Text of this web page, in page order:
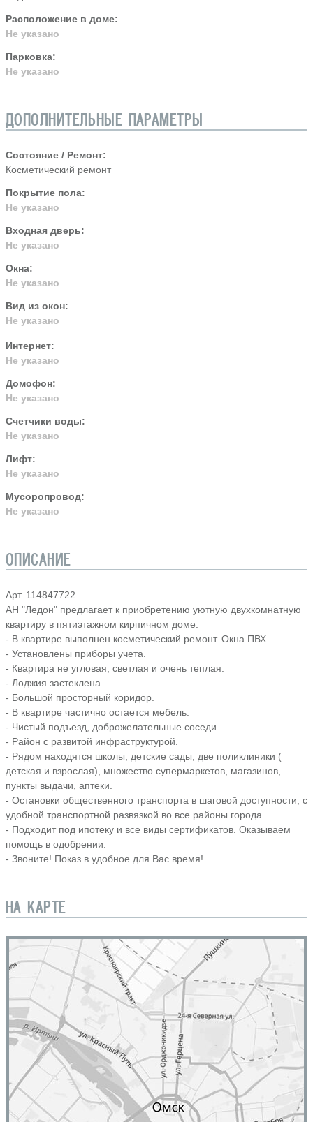
Расположение в доме:
Не указано
Парковка:
Не указано
ДОПОЛНИТЕЛЬНЫЕ ПАРАМЕТРЫ
Состояние / Ремонт:
Косметический ремонт
Покрытие пола:
Не указано
Входная дверь:
Не указано
Окна:
Не указано
Вид из окон:
Не указано
Интернет:
Не указано
Домофон:
Не указано
Счетчики воды:
Не указано
Лифт:
Не указано
Мусоропровод:
Не указано
ОПИСАНИЕ
Арт. 114847722
АН "Ледон" предлагает к приобретению уютную двухкомнатную
квартиру в пятиэтажном кирпичном доме.
- В квартире выполнен косметический ремонт. Окна ПВХ.
- Установлены приборы учета.
- Квартира не угловая, светлая и очень теплая.
- Лоджия застеклена.
- Большой просторный коридор.
- В квартире частично остается мебель.
- Чистый подъезд, доброжелательные соседи.
- Район с развитой инфраструктурой.
- Рядом находятся школы, детские сады, две поликлиники (
детская и взрослая), множество супермаркетов, магазинов,
пункты выдачи, аптеки.
- Остановки общественного транспорта в шаговой доступности, с
удобной транспортной развязкой во все районы города.
- Подходит под ипотеку и все виды сертификатов. Оказываем
помощь в одобрении.
- Звоните! Показ в удобное для Вас время!
НА КАРТЕ